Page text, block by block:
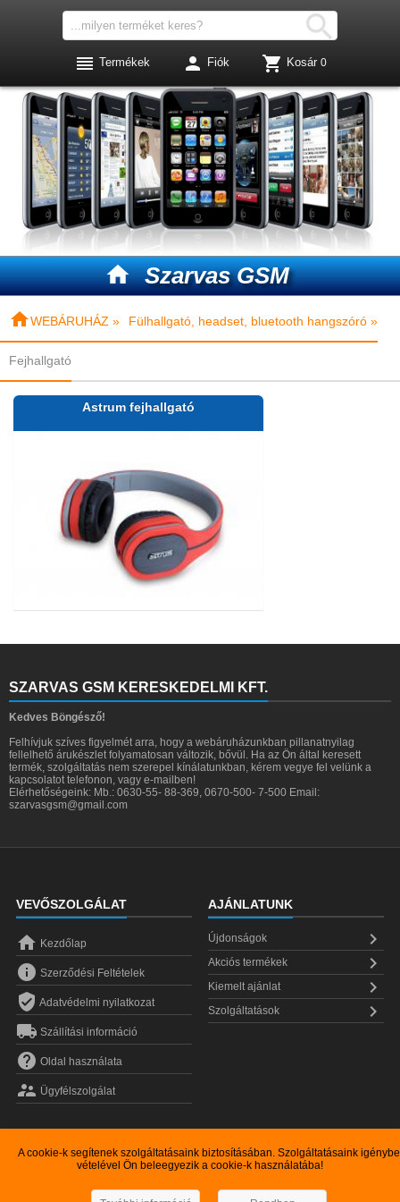
A cookie-k segítenek szolgáltatásaink biztosításában. Szolgáltatásaink igénybe
vételével Ön beleegyezik a cookie-k használatába!
 Szarvas GSM

 Termékek  Fiók  Kosár 0
WEBÁRUHÁZ » Fülhallgató, headset, bluetooth hangszóró »
Fejhallgató
Astrum fejhallgató
SZARVAS GSM KERESKEDELMI KFT.
Kedves Böngésző!
Felhívjuk szíves figyelmét arra, hogy a webáruházunkban pillanatnyilag
fellelhető árukészlet folyamatosan változik, bővül. Ha az Ön által keresett
termék, szolgáltatás nem szerepel kínálatunkban, kérem vegye fel velünk a
kapcsolatot telefonon, vagy e-mailben!
Elérhetőségeink: Mb.: 0630-55- 88-369, 0670-500- 7-500 Email:
szarvasgsm@gmail.com
VEVŐSZOLGÁLAT
 Kezdőlap
 Szerződési Feltételek
 Adatvédelmi nyilatkozat
 Szállítási információ
 Oldal használata
 Ügyfélszolgálat
AJÁNLATUNK
Újdonságok 
Akciós termékek 
Kiemelt ajánlat 
Szolgáltatások 
Copyright © 2026 Szarvas GSM kereskedelmi Kft.